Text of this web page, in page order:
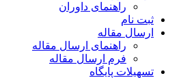
راهنمای داوران
ثبت نام
ارسال مقاله
راهنمای ارسال مقاله
فرم ارسال مقاله
تسهیلات پایگاه